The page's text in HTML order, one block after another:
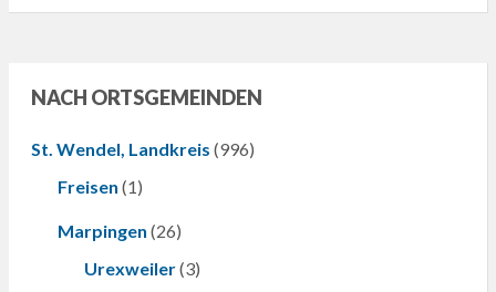
NACH ORTSGEMEINDEN
St. Wendel, Landkreis (996)
Freisen (1)
Marpingen (26)
Urexweiler(3)